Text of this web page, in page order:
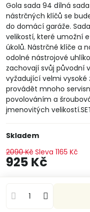
Gola sada 94 dílná
nástrčných klíčů se
do domácí garáže.
velikostí, které umožní
úkolů. Nástrčné klíče a
odolné nástrojové
zachovají svůj původní
vyžadující velmi
provádět mnoho
povolováním a
jmenovitých velikostí.SET
Skladem
2090 Kč Sleva 1165 Kč
925 Kč